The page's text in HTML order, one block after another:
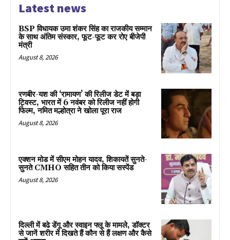
Latest news
BSP विधायक उमा शंकर सिंह का राजकीय सम्मान
के साथ अंतिम संस्कार, फूट-फूट कर रोए बीजेपी
मंत्री
August 8, 2026
रणबीर-यश की ‘रामायण’ की रिलीज डेट में बड़ा
ट्विस्ट, भारत में 6 नवंबर को रिलीज नहीं होगी
फिल्म, नमित मल्होत्रा ने खोला पूरा राज
August 8, 2026
एक्शन मोड में सीएम मोहन यादव, शिकायतें सुनते-
सुनते CMHO सहित तीन को किया सस्पेंड
August 8, 2026
दिल्ली में बढे डेंगू और स्वाइन फ्लू के मामले, डॉक्टर
से जानें शरीर में दिखते हैं कौन से हैं लक्षण और कैसे